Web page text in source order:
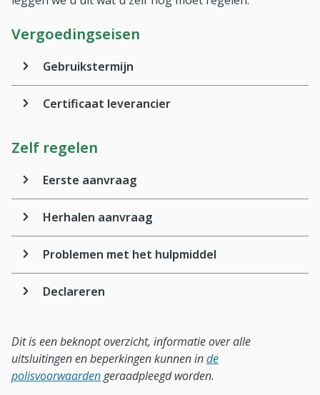
Vergoedingseisen
Gebruikstermijn
Certificaat leverancier
Zelf regelen
Eerste aanvraag
Herhalen aanvraag
Problemen met het hulpmiddel
Declareren
Dit is een beknopt overzicht, informatie over alle
uitsluitingen en beperkingen kunnen inde
polisvoorwaardengeraadpleegd worden.